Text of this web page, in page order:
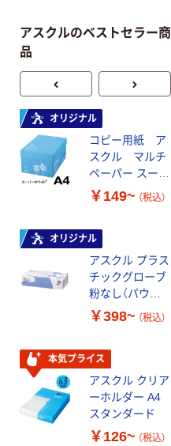
アスクルのベストセラー商
品
オリジナル
コピー用紙 ア
スクル マルチ
ペーパー スーパ
ーホワイト+
￥149~ （税込）
オリジナル
アスクル プラス
チックグローブ
粉なし（パウダ
ーフリー）
￥398~ （税込）
本気プライス
アスクル クリア
ーホルダー A4
スタンダード
￥126~ （税込）